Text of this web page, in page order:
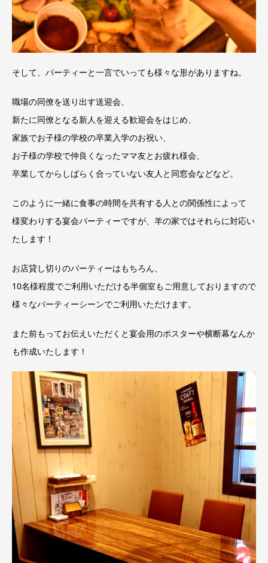
そして、パーティーと一言でいっても様々な形がありますね。
職場の同僚を送り出す送迎会、
新たに同僚となる新人を迎える歓迎会をはじめ、
家族でお子様の学校の卒業入学のお祝い、
お子様の学校で仲良くなったママ友とお疲れ様会、
卒業してからしばらく合っていない友人と同窓会などなど。
このように一緒に食事の時間を共有する人との関係性によって
様変わりする宴会パーティーですが、羊の家ではそれらに対応い
たします！
お店貸し切りのパーティーはもちろん、
10名様程度でご利用いただける半個室もご用意しておりますので
様々なパーティーシーンでご利用いただけます。
また前もってお伝えいただくと宴会用のポスターや横断幕なんか
も作成いたします！